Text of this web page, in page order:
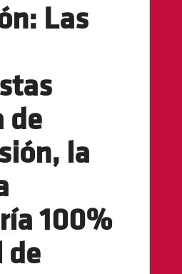
Las
de
la
100%
de